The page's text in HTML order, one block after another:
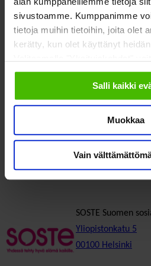
sivustoamme. Kumppanimme
tietoja muihin tietoihin, joita olet
kerätty, kun olet käyttänyt
evästeisiin.
Salli kaikki
Muokkaa
Vain
Ulla Kiuru
viestintä- ja
ulla.kiuru@soste.fi
UllaKiuru
SOSTE Suomen
Yliopistonkatu 5
00100 Helsinki